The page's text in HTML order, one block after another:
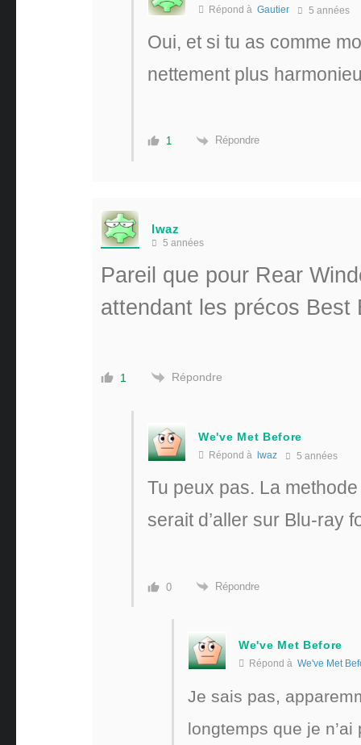
Répond à Gautier 5 années
Oui, et si tu as comme
nettement plus
1 Répondre
lwaz
5 années
Pareil que pour Rear
attendant les précos Best
1 Répondre
We've Met Before
Répond à lwaz 5 années
Tu peux pas. La
serait d’aller sur Blu-ray
0 Répondre
We've Met Before
Répond à We've Met
Je sais pas,
longtemps que je